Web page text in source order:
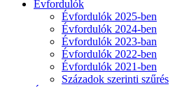
Évfordulók
Évfordulók 2025-ben
Évfordulók 2024-ben
Évfordulók 2023-ban
Évfordulók 2022-ben
Évfordulók 2021-ben
Századok szerinti szűrés